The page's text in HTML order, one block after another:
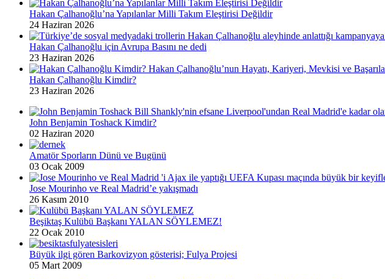
Hakan Çalhanoğlu’na Yapılanlar Milli Takım Eleştirisi Değildir
24 Haziran 2026
Hakan Çalhanoğlu için Avrupa Basını ne dedi
23 Haziran 2026
Hakan Çalhanoğlu Kimdir?
23 Haziran 2026
John Benjamin Toshack Kimdir?
02 Haziran 2020
Amatör Sporların Dünü ve Bugünü
03 Ocak 2009
Jose Mourinho ve Real Madrid’e yakışmadı
26 Kasım 2010
Beşiktaş Kulübü Başkanı YALAN SÖYLEMEZ!
22 Ocak 2010
Büyük ilgi gören Barkovizyon gösterisi; Fulya Projesi
05 Mart 2009